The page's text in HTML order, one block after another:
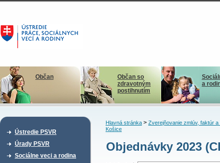
Občan
Občan so
zdravotným
postihnutím
a
Ústredie PSVR
Úrady PSVR
Sociálne veci a rodina
Hlavná stránka> Zverejňovanie zmlúv, faktúr a
Košice
Objednávky 2023